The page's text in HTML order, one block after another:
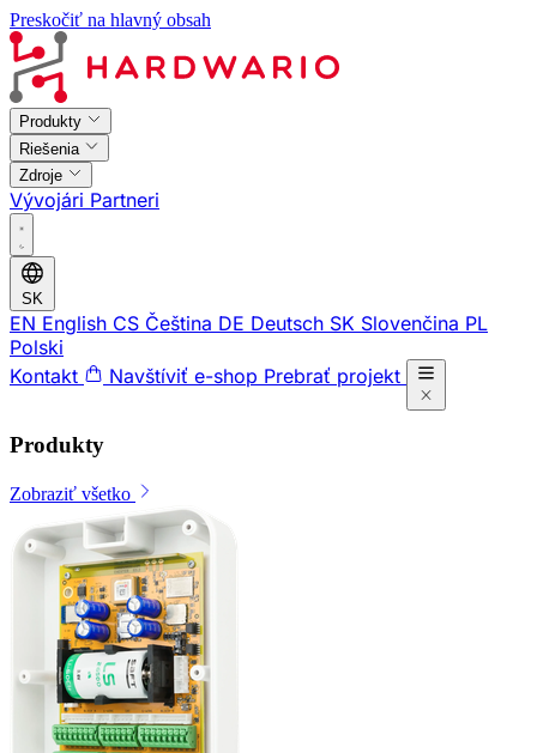
Preskočiť na hlavný obsah
Produkty
Riešenia
Zdroje
Vývojári Partneri
SK
EN English CS Čeština DE Deutsch SK Slovenčina PL
Polski
Kontakt
Navštíviť e-shop Prebrať projekt
Produkty
Zobraziť všetko